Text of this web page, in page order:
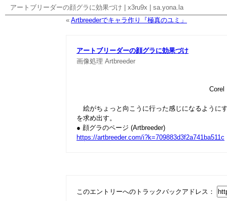
アートブリーダーの顔グラに効果づけ x3ru9x
sa.yona.la
« Artbreederでキャラ作り『極真のユミ」
アートブリーダーの顔グラに効果づけ
画像処理 Artbreeder
Corel
絵がちょっと向こうに行った感じになるように
を求め出す。
● 顔グラのページ (Artbreeder)
https://artbreeder.com/i?k=709883d3f2a741ba511c
このエントリーへのトラックバックアドレス：